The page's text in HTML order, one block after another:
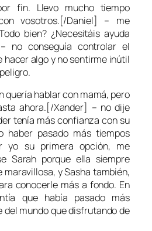
fin. Llevo mucho tiempo
vosotros.[/Daniel] – me
bien? ¿Necesitáis ayuda
no conseguía controlar el
hacer algo y no sentirme inútil
quería hablar con mamá, pero
ahora.[/Xander] – no dije
tenía más confianza con su
haber pasado más tiempos
yo su primera opción, me
Sarah porque ella siempre
maravillosa, y Sasha también,
conocerle más a fondo. En
que había pasado más
mundo que disfrutando de